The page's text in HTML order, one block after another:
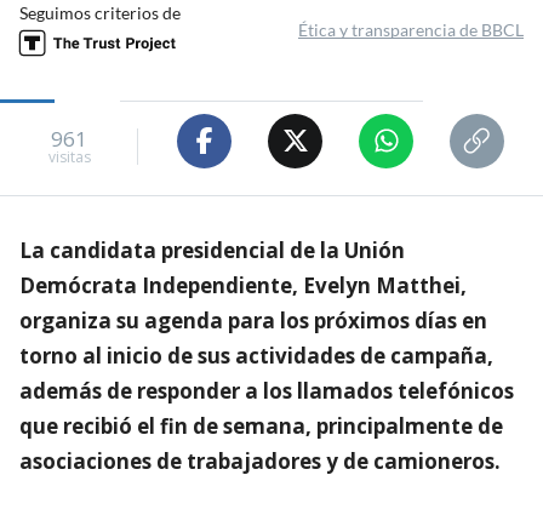
Seguimos criterios de
Ética y transparencia de BBCL
961
visitas
La candidata presidencial de la Unión
Demócrata Independiente, Evelyn Matthei,
organiza su agenda para los próximos días en
torno al inicio de sus actividades de campaña,
además de responder a los llamados telefónicos
que recibió el fin de semana, principalmente de
asociaciones de trabajadores y de camioneros.